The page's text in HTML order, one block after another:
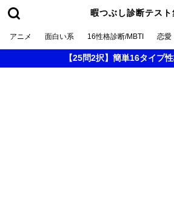
暇つぶし診断テスト
アニメ 面白い系 16性格診断/MBTI 恋愛
【25問2択】簡単16タイプ